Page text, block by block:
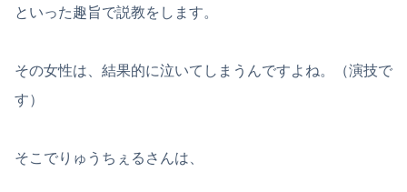
といった趣旨で説教をします。
その女性は、結果的に泣いてしまうんですよね。（演技で
す）
そこでりゅうちぇるさんは、